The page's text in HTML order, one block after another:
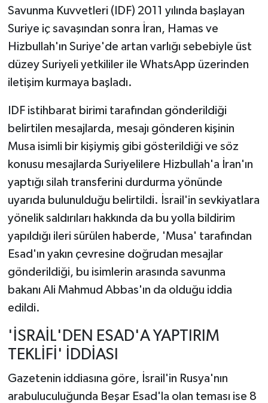
Savunma Kuvvetleri (IDF) 2011 yılında başlayan
Suriye iç savaşından sonra İran, Hamas ve
Hizbullah'ın Suriye'de artan varlığı sebebiyle üst
düzey Suriyeli yetkililer ile WhatsApp üzerinden
iletişim kurmaya başladı.
IDF istihbarat birimi tarafından gönderildiği
belirtilen mesajlarda, mesajı gönderen kişinin
Musa isimli bir kişiymiş gibi gösterildiği ve söz
konusu mesajlarda Suriyelilere Hizbullah'a İran'ın
yaptığı silah transferini durdurma yönünde
uyarıda bulunulduğu belirtildi. İsrail'in sevkiyatlara
yönelik saldırıları hakkında da bu yolla bildirim
yapıldığı ileri sürülen haberde, 'Musa' tarafından
Esad'ın yakın çevresine doğrudan mesajlar
gönderildiği, bu isimlerin arasında savunma
bakanı Ali Mahmud Abbas'ın da olduğu iddia
edildi.
'İSRAİL'DEN ESAD'A YAPTIRIM
TEKLİFİ' İDDİASI
Gazetenin iddiasına göre, İsrail'in Rusya'nın
arabuluculuğunda Beşar Esad'la olan teması ise 8